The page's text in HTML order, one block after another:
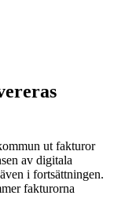
ut fakturor
av digitala
i fortsättningen.
fakturorna